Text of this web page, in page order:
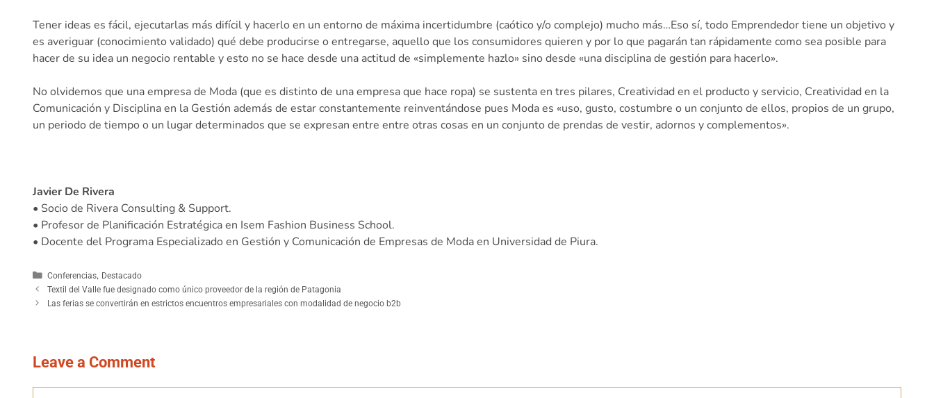
Tener ideas es fácil, ejecutarlas más difícil y hacerlo en un entorno de máxima incertidumbre (caótico y/o complejo) mucho más…Eso sí, todo Emprendedor tiene un objetivo y
es averiguar (conocimiento validado) qué debe producirse o entregarse, aquello que los consumidores quieren y por lo que pagarán tan rápidamente como sea posible para
hacer de su idea un negocio rentable y esto no se hace desde una actitud de «simplemente hazlo» sino desde «una disciplina de gestión para hacerlo».
No olvidemos que una empresa de Moda (que es distinto de una empresa que hace ropa) se sustenta en tres pilares, Creatividad en el producto y servicio, Creatividad en la
Comunicación y Disciplina en la Gestión además de estar constantemente reinventándose pues Moda es «uso, gusto, costumbre o un conjunto de ellos, propios de un grupo,
un periodo de tiempo o un lugar determinados que se expresan entre entre otras cosas en un conjunto de prendas de vestir, adornos y complementos».
Javier De Rivera
• Socio de Rivera Consulting & Support.
• Profesor de Planificación Estratégica en Isem Fashion Business School.
• Docente del Programa Especializado en Gestión y Comunicación de Empresas de Moda en Universidad de Piura.
Conferencias, Destacado
Textil del Valle fue designado como único proveedor de la región de Patagonia
Las ferias se convertirán en estrictos encuentros empresariales con modalidad de negocio b2b
Leave a Comment